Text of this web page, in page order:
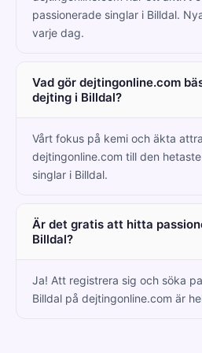
passionerade singlar i Billdal.
varje dag.
Vad gör dejtingonline.com
dejting i Billdal?
Vårt fokus på kemi och äkta
dejtingonline.com till den
singlar i Billdal.
Är det gratis att hitta
Billdal?
Ja! Att registrera sig och söka
Billdal på dejtingonline.com är